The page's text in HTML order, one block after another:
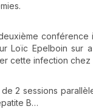
conférence
Loïc Epelboin sur
cette infection chez
2 sessions
B…